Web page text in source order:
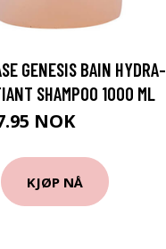
GENESIS BAIN HYDRA-
SHAMPOO 1000 ML
NOK
KJØP NÅ